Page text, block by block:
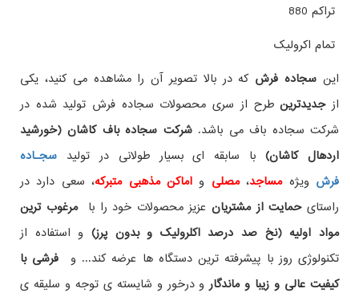
تراکم 880
تمام اکرولیک
این سجاده فرش که در بالا تصویر آن را مشاهده می کنید، یکی
ازجدیدترینطرح از سری محصولات سجاده فرش تولید شده در
شرکت سجاده باف می باشد.شرکت سجاده باف کاشان (خورشید
اردهال کاشان)با سابقه ای بسیار طولانی در تولید سجـاده
فرش ویژهمساجد،مصلی و اماکن مذهبی متبرکه، سعی دارد در
راستایحمایت از مشتریانعزیز محصولات خود را بامرغوب ترین
مواد اولیه (نخ صد درصد اکلرولیک و بدون پرز) و استفاده از
تکنولوژی روز با پیشرفته ترین دستگاه ها عرضه کند... و فرشی با
کیفیت عالی و زیبا و ماندگارو درخور و شایسته ی توجه و سلیقه ی